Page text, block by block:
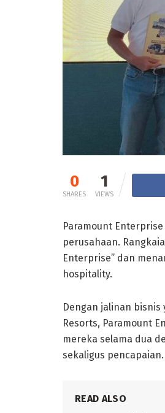
0
SHARES
1
VIEWS
Paramount
perusahaan.
Enterprise” dan
hospitality.
Dengan jalinan bisnis
Resorts, Paramount
mereka selama dua
sekaligus pencapaian.
READ ALSO